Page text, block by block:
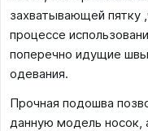
захватывающей пятку
процессе
поперечно идущие
одевания.
Прочная подошва
данную модель носок,